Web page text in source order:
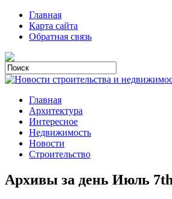
Главная
Карта сайта
Обратная связь
Главная
Архитектура
Интересное
Недвижимость
Новости
Строительство
Архивы за день Июль